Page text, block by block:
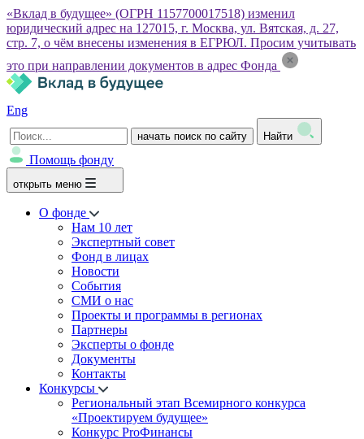
«Вклад в будущее» (ОГРН 1157700017518) изменил
юридический адрес на 127015, г. Москва, ул. Вятская, д. 27,
стр. 7, о чём внесены изменения в ЕГРЮЛ. Просим учитывать
это при направлении документов в адрес Фонда
Eng
начать поиск по сайту Найти
Помощь фонду
открыть меню
О фонде
Нам 10 лет
Экспертный совет
Фонд в лицах
Новости
События
СМИ о нас
Проекты и программы в регионах
Партнеры
Эксперты о фонде
Документы
Контакты
Конкурсы
Региональный этап Всемирного конкурса
«Проектируем будущее»
Конкурс ProФинансы